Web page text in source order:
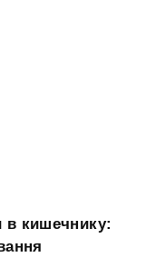
в кишечнику: